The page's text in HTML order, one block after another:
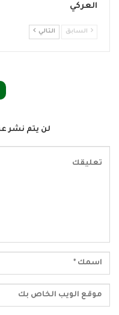
العركي
السابق التالي
لن يتم نشر